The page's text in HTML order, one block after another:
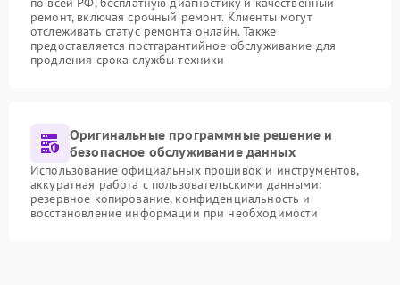
ремонт, включая срочный ремонт. Клиенты могут
отслеживать статус ремонта онлайн. Также
предоставляется постгарантийное обслуживание для
продления срока службы техники
Оригинальные программные решение и
безопасное обслуживание данных
Использование официальных прошивок и инструментов,
аккуратная работа с пользовательскими данными:
резервное копирование, конфиденциальность и
восстановление информации при необходимости